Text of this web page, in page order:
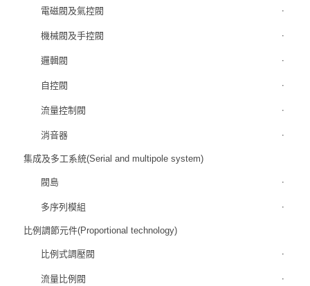
電磁閥及氣控閥
機械閥及手控閥
邏輯閥
自控閥
流量控制閥
消音器
集成及多工系統(Serial and multipole system)
閥島
多序列模組
比例調節元件(Proportional technology)
比例式調壓閥
流量比例閥